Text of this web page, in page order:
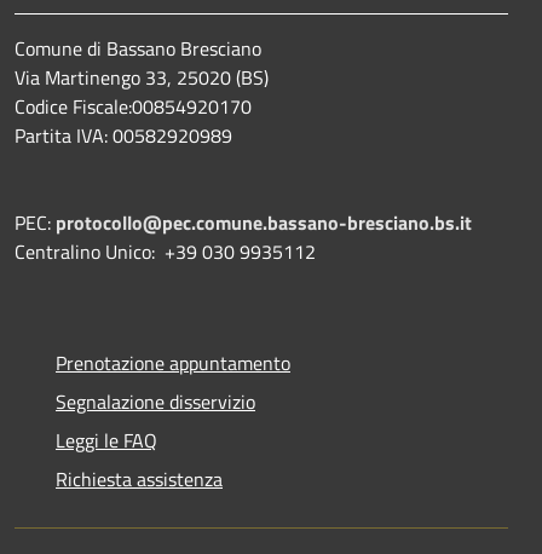
Comune di Bassano Bresciano
Via Martinengo 33, 25020 (BS)
Codice Fiscale:00854920170
Partita IVA: 00582920989
PEC: protocollo@pec.comune.bassano-bresciano.bs.it
Centralino Unico: +39 030 9935112
Prenotazione appuntamento
Segnalazione disservizio
Leggi le FAQ
Richiesta assistenza